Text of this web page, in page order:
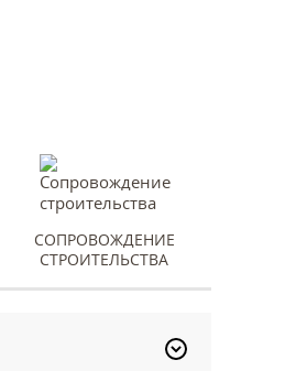
СОПРОВОЖДЕНИЕ
СТРОИТЕЛЬСТВА